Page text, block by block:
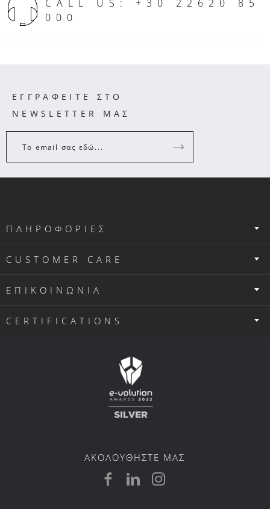
CALL US: +30 22620 85
000
ΕΓΓΡΑΦΕΙΤΕ ΣΤΟ
NEWSLETTER ΜΑΣ
Το email σας εδώ...
ΠΛΗΡΟΦΟΡΙΕΣ
CUSTOMER CARE
ΕΠΙΚΟΙΝΩΝΙΑ
CERTIFICATIONS
ΑΚΟΛΟΥΘΗΣΤΕ ΜΑΣ